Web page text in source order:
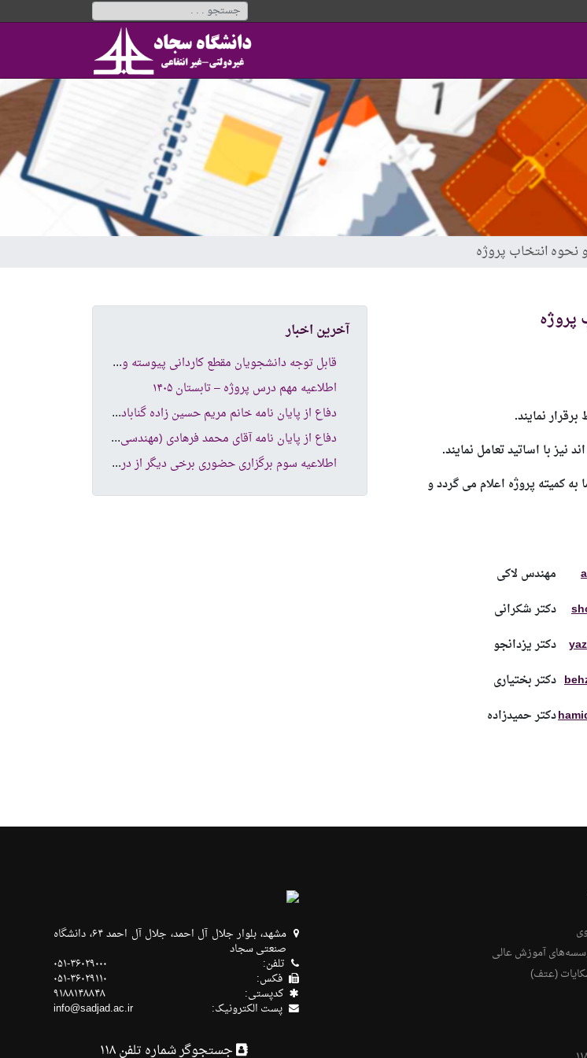
نحوه انتخاب پروژه
پروژه
نیز با اساتید تعامل نمایند.
کمیته پروژه اعلام می­ گردد و
مهندس لاکی
دکتر شکرانی
دکتر یزدانجو
دکتر بختیاری
دکتر حمیدزاده
آخرین اخبار
قاب
ل توجه دانشجویان مقطع کاردانی پیوسته و کارشناسی ناپیوسته
اطلاعیه مهم درس پروژه – تابستان ۱۴۰۵
دفا
ع از پایان نامه خانم مریم حسین زاده گنابادی (مهندسی کامپیوتر نرم افزار )
دفا
ع از پایان نامه آقای محمد فرهادی (مهندسی کامپیوتر -شبکه های کامپیوتری )
اطل
اعیه سوم برگزاری حضوری برخی دیگر از دروس دانشکده کامپیوتر و فناوری اطلاعات
آموزش عالی
(عتف)
مشهد، بلوار جلال آل احمد، جلال آل احمد ۶۴، دانشگاه
صنعتی سجاد
تلفن: ۰۵۱-۳۶۰۲۹۰۰۰
فکس: ۰۵۱-۳۶۰۲۹۱۱۰
كدپستی: ۹۱۸۸۱۴۸۸۴۸
پست الکترونیک: info@sadjad.ac.ir
جستجوگر شماره تلفن ۱۱۸